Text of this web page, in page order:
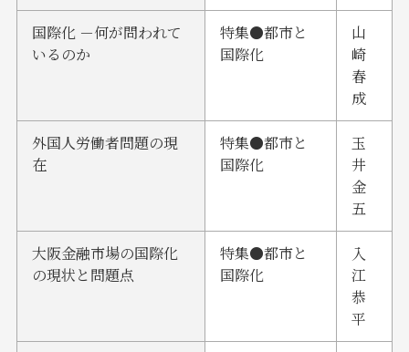
国際化 －何が問われて
いるのか
特集●都市と
国際化
山
崎
春
成
外国人労働者問題の現
在
特集●都市と
国際化
玉
井
金
五
大阪金融市場の国際化
の現状と問題点
特集●都市と
国際化
入
江
恭
平